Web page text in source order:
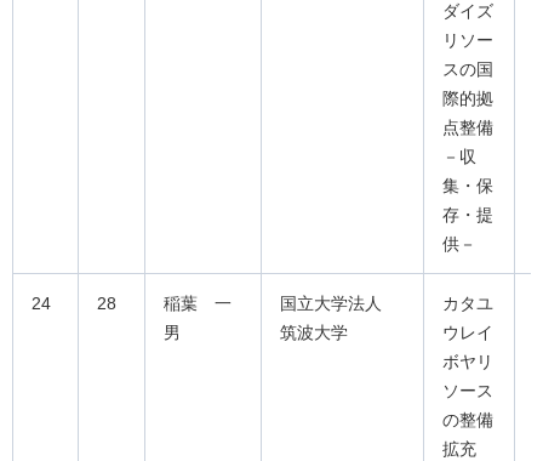
ダイズ
リソー
スの国
際的拠
点整備
－収
集・保
存・提
供－
24 28
稲葉 一
男
国立大学法人
筑波大学
カタユ
ウレイ
ボヤリ
ソース
の整備
拡充